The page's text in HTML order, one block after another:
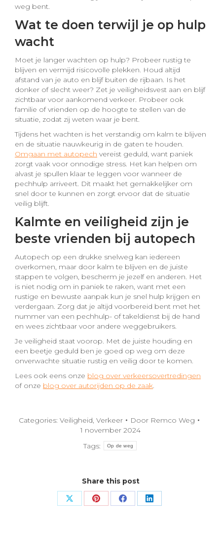
weg bent.
Wat te doen terwijl je op hulp
wacht
Moet je langer wachten op hulp? Probeer rustig te
blijven en vermijd risicovolle plekken. Houd altijd
afstand van je auto en blijf buiten de rijbaan. Is het
donker of slecht weer? Zet je veiligheidsvest aan en blijf
zichtbaar voor aankomend verkeer. Probeer ook
familie of vrienden op de hoogte te stellen van de
situatie, zodat zij weten waar je bent.
Tijdens het wachten is het verstandig om kalm te blijven
en de situatie nauwkeurig in de gaten te houden.
Omgaan met autopech vereist geduld, want paniek
zorgt vaak voor onnodige stress. Het kan helpen om
alvast je spullen klaar te leggen voor wanneer de
pechhulp arriveert. Dit maakt het gemakkelijker om
snel door te kunnen en zorgt ervoor dat de situatie
veilig blijft.
Kalmte en veiligheid zijn je
beste vrienden bij autopech
Autopech op een drukke snelweg kan iedereen
overkomen, maar door kalm te blijven en de juiste
stappen te volgen, bescherm je jezelf en anderen. Het
is niet nodig om in paniek te raken, want met een
rustige en bewuste aanpak kun je snel hulp krijgen en
verdergaan. Zorg dat je altijd voorbereid bent met het
nummer van een pechhulp- of takeldienst bij de hand
en wees zichtbaar voor andere weggebruikers.
Je veiligheid staat voorop. Met de juiste houding en
een beetje geduld ben je goed op weg om deze
onverwachte situatie rustig en veilig door te komen.
Lees ook eens onze blog over verkeersovertredingen
of onze blog over autorijden op de zaak.
Categories: Veiligheid, Verkeer Door Remco Weg
1 november 2024
Tags:
Op de weg
Share this post
Share Share Share Share